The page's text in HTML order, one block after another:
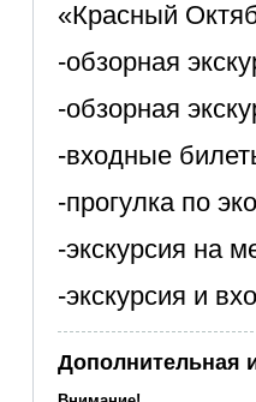
«Красный
-обзорная
-обзорная
-входные
-прогулка по
-экскурсия на
-экскурсия и
Дополнительная